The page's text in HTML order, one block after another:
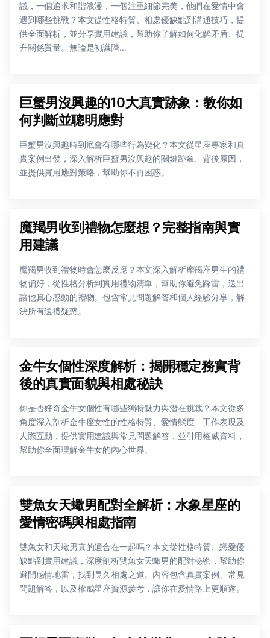
議，一個追求和諧浪漫，一個注重細節完美，他們在愛情中會
遇到哪些挑戰？本文從性格特質、相處優缺點到溝通技巧，提
供全面解析，並分享實用建議，幫助你了解如何化解矛盾、提
升關係質量。無論是初識階...
巨蟹男沒興趣的10大真實跡象：教你如
何判斷並聰明應對
巨蟹男沒興趣時到底會有哪些行為變化？本文從星座專家和真
實案例出發，深入解析巨蟹男沒興趣的關鍵跡象、背後原因，
並提供實用應對策略，幫助你不再困惑。
魔羯男收到禮物怎麼想？完整指南與實
用建議
魔羯男收到禮物時會怎麼反應？本文深入解析摩羯座男生的禮
物偏好，從性格分析到實用禮物清單，幫助你避免踩雷，送出
讓他真心感動的禮物。包含常見問題解答和個人經驗分享，解
決所有送禮疑惑。
金牛女個性深度解析：揭開穩定務實背
後的真實面貌與相處秘訣
你是否好奇金牛女個性有哪些獨特魅力與潛在挑戰？本文從多
角度深入剖析金牛座女性的性格特質、愛情態度、工作表現及
人際互動，提供實用建議與常見問題解答，並引用權威資料，
幫助你全面理解金牛女的內心世界。
雙魚女天蠍男配對全解析：水象星座的
愛情密碼與相處指南
雙魚女和天蠍男真的適合在一起嗎？本文從性格特質、戀愛優
缺點到實用建議，深度剖析雙魚女天蠍男的配對秘密，幫助你
避開感情地雷，找到長久相處之道。內容包含真實案例、常見
問題解答，以及權威星座資源參考，讓你在愛情路上更順遂。